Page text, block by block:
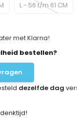
L - 56 t/m 61 CM
met Klarna!
bestellen?
dezelfde dag